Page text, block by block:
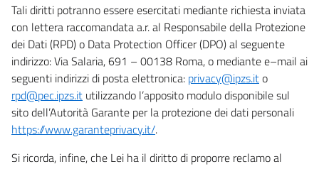
Tali diritti potranno essere esercitati mediante richiesta inviata
con lettera raccomandata a.r. al Responsabile della Protezione
dei Dati (RPD) o Data Protection Officer (DPO) al seguente
indirizzo: Via Salaria, 691 – 00138 Roma, o mediante e–mail ai
seguenti indirizzi di posta elettronica: privacy@ipzs.ito
rpd@pec.ipzs.it utilizzando l’apposito modulo disponibile sul
sito dell’Autorità Garante per la protezione dei dati personali
https://www.garanteprivacy.it/.
Si ricorda, infine, che Lei ha il diritto di proporre reclamo al